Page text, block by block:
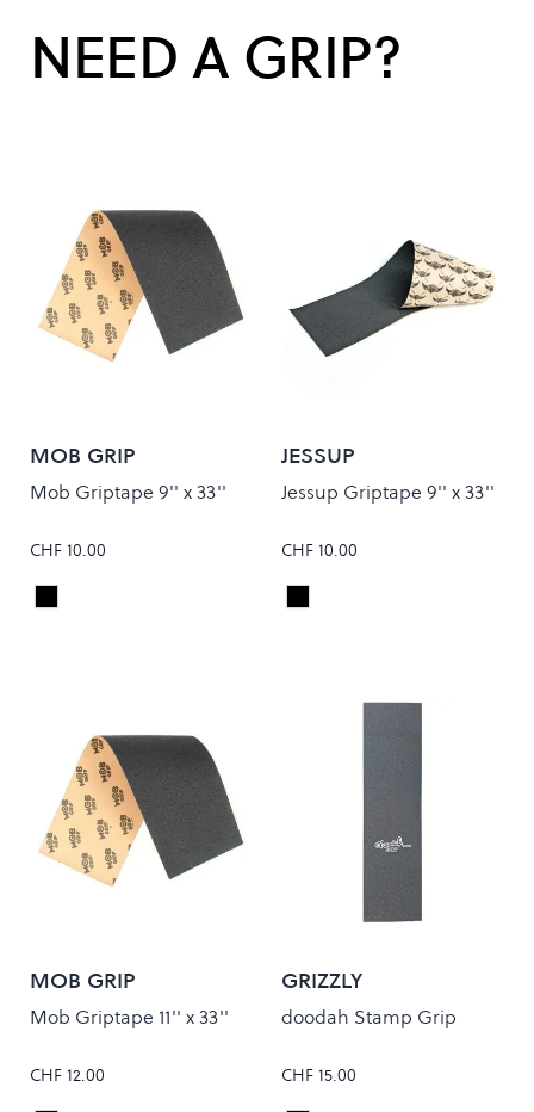
NEED A GRIP?
MOB GRIP
Mob Griptape 9'' x 33''
CHF 10.00
Colour
Black
JESSUP
Jessup Griptape 9'' x 33''
CHF 10.00
Colour
Black
MOB GRIP
Mob Griptape 11'' x 33''
CHF 12.00
GRIZZLY
doodah Stamp Grip
CHF 15.00